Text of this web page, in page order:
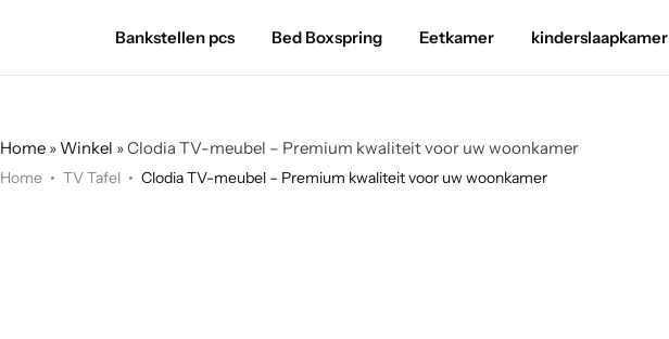
Bankstellen pcs Bed Boxspring Eetkamer kinderslaapkamer
Home »Winkel »Clodia TV-meubel – Premium kwaliteit voor uw woonkamer
Home TV Tafel Clodia TV-meubel – Premium kwaliteit voor uw woonkamer